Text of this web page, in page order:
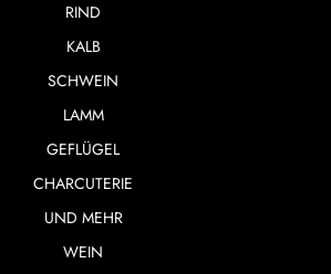
RIND
KALB
SCHWEIN
LAMM
GEFLÜGEL
CHARCUTERIE
UND MEHR
WEIN